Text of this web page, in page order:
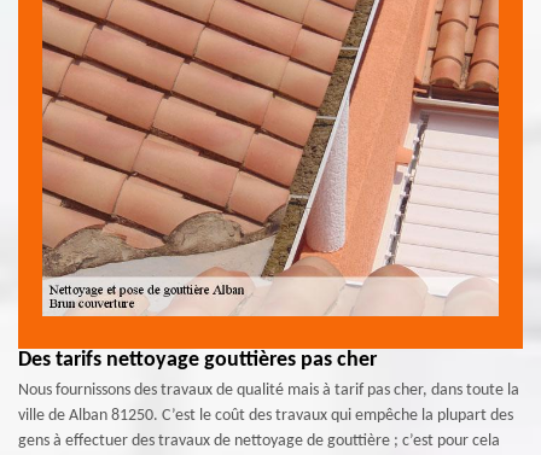
Des tarifs nettoyage gouttières pas cher
Nous fournissons des travaux de qualité mais à tarif pas cher, dans toute la
ville de Alban 81250. C’est le coût des travaux qui empêche la plupart des
gens à effectuer des travaux de nettoyage de gouttière ; c’est pour cela